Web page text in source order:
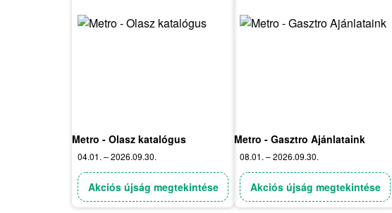
Metro - Olasz katalógus
04.01. – 2026.09.30.
Akciós újság megtekintése
Metro - Gasztro Ajánlataink
08.01. – 2026.09.30.
Akciós újság megtekintése